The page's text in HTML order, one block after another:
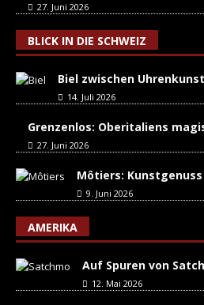
27. Juni 2026
BLICK IN DIE SCHWEIZ
Biel zwischen
14. Juli 2026
Grenzenlos: Oberitaliens
27. Juni 2026
Môtiers:
9. Juni 2026
AMERIKA
Auf Spuren von
12. Mai 2026